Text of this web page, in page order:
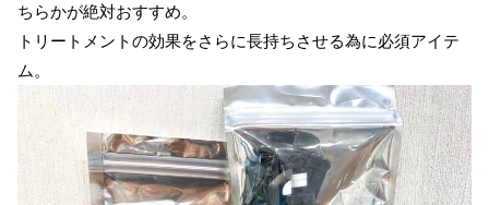
ちらかが絶対おすすめ。
トリートメントの効果をさらに長持ちさせる為に必須アイテ
ム。